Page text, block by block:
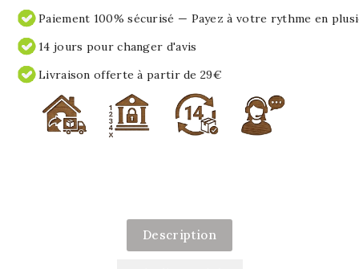
Paiement 100% sécurisé — Payez à votre rythme en
14 jours pour changer d'avis
Livraison offerte à partir de 29€
Description